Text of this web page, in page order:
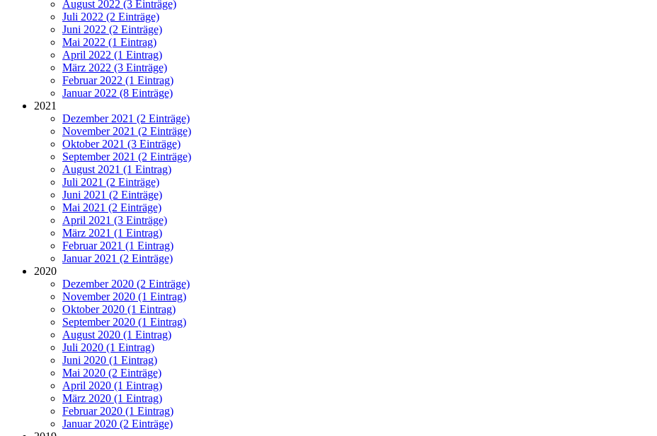
August 2022 (3 Einträge)
Juli 2022 (2 Einträge)
Juni 2022 (2 Einträge)
Mai 2022 (1 Eintrag)
April 2022 (1 Eintrag)
März 2022 (3 Einträge)
Februar 2022 (1 Eintrag)
Januar 2022 (8 Einträge)
2021
Dezember 2021 (2 Einträge)
November 2021 (2 Einträge)
Oktober 2021 (3 Einträge)
September 2021 (2 Einträge)
August 2021 (1 Eintrag)
Juli 2021 (2 Einträge)
Juni 2021 (2 Einträge)
Mai 2021 (2 Einträge)
April 2021 (3 Einträge)
März 2021 (1 Eintrag)
Februar 2021 (1 Eintrag)
Januar 2021 (2 Einträge)
2020
Dezember 2020 (2 Einträge)
November 2020 (1 Eintrag)
Oktober 2020 (1 Eintrag)
September 2020 (1 Eintrag)
August 2020 (1 Eintrag)
Juli 2020 (1 Eintrag)
Juni 2020 (1 Eintrag)
Mai 2020 (2 Einträge)
April 2020 (1 Eintrag)
März 2020 (1 Eintrag)
Februar 2020 (1 Eintrag)
Januar 2020 (2 Einträge)